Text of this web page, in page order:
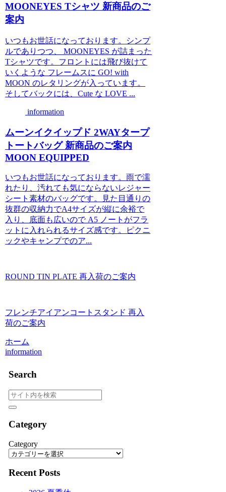
MOONEYES Tシャツ 新商品のご
案内
いつもお世話になっております。シンプ
ルでありつつ、 MOONEYES が詰まった
Tシャツです。フロントには飛び抜けて
いくような フレームスに GO! with
MOON のレタリングが入っています。
そしてバックには、Cute な LOVE ...
information
ムーンイクイップド 2WAYタープ
トートバッグ 新商品のご案内
MOON EQUIPPED
いつもお世話になっております。雨で濡
れたり、汚れても気にならないレジャー
シート素材のバッグです。見た目通りの
抜群の収納力でA4サイズが縦に余裕で
入り、底面も広いので A5 ノートがフラ
ットに入れられるサイズ感です。ピクニ
ックやキャンプでのア...
ROUND TIN PLATE 再入荷のご案内
フレンチアイアンコートスタンド 再入
荷のご案内
ホーム
information
Search
Category
Category
Recent Posts